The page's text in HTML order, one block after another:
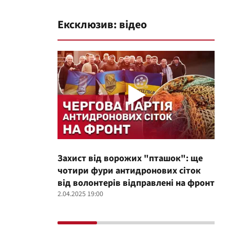
Ексклюзив: відео
Захист від ворожих "пташок": ще
чотири фури антидронових сіток
від волонтерів відправлені на фронт
2.04.2025 19:00